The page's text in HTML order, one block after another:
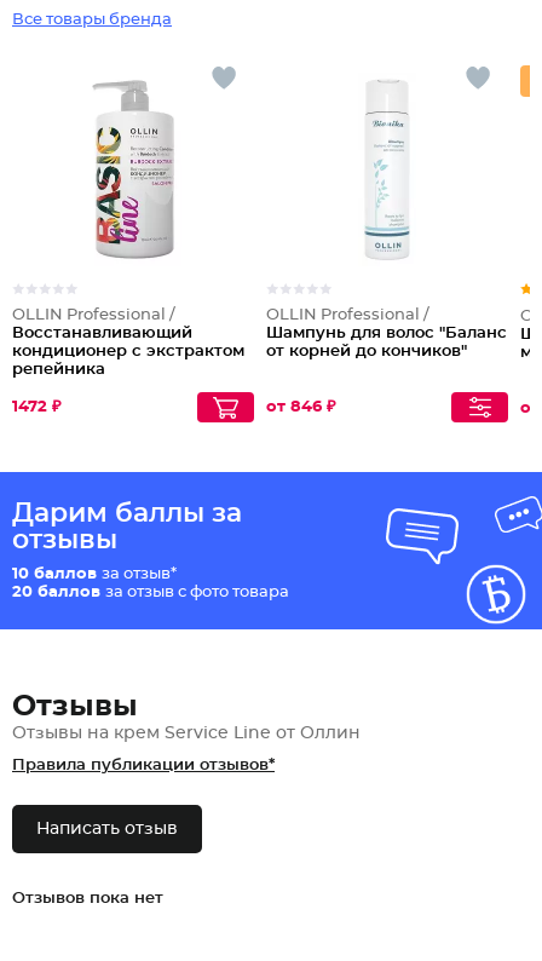
Все товары бренда
OLLIN Professional /
Восстанавливающий
кондиционер с экстрактом
репейника
1472 ₽
OLLIN Professional /
Шампунь для волос "Баланс
от корней до кончиков"
от 846 ₽
Дарим баллы за
отзывы
10 баллов за отзыв*
20 баллов за отзыв с фото товара
Отзывы
Отзывы на крем Service Line от Оллин
Правила публикации отзывов*
Написать отзыв
Отзывов пока нет